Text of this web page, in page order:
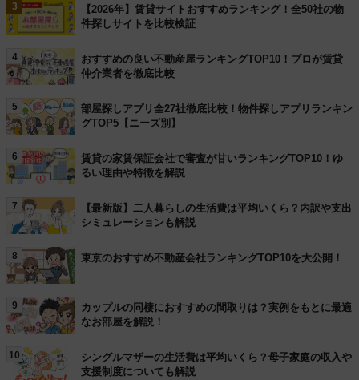
3
【2026年】賃貸サイトおすすめランキング！全50社の物
件探しサイトを比較検証
4
おすすめの良い不動産屋ランキングTOP10！プロが賃貸
仲介業者を徹底比較
5
部屋探しアプリ全27社徹底比較！物件探しアプリランキン
グTOP5【ニーズ別】
6
賃貸の家賃保証会社で審査が甘いランキングTOP10！ゆ
るい理由や特徴を解説
7
【最新版】二人暮らしの生活費は平均いくら？内訳や支出
シミュレーションも解説
8 東京のおすすめ不動産会社ランキングTOP10を大公開！
9
カップルの同棲におすすめの間取りは？実例をもとに最適
なお部屋を解説！
10
シングルマザーの生活費は平均いくら？母子家庭の収入や
支援制度についても解説